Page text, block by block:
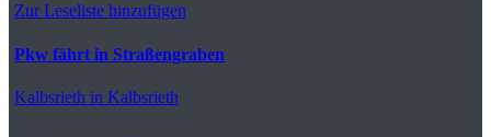
Zur Leseliste hinzufügen
Pkw fährt in Straßengraben
Kalbsrieth in Kalbsrieth